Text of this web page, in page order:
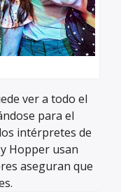
ver a todo el
para el
intérpretes de
Hopper usan
aseguran que